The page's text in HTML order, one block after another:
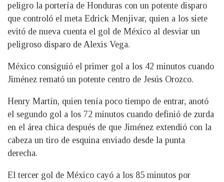
peligro la portería de Honduras con un potente disparo
que controló el meta Edrick Menjivar, quien a los siete
evitó de nueva cuenta el gol de México al desviar un
peligroso disparo de Alexis Vega.
México consiguió el primer gol a los 42 minutos cuando
Jiménez remató un potente centro de Jesús Orozco.
Henry Martín, quien tenía poco tiempo de entrar, anotó
el segundo gol a los 72 minutos cuando definió de zurda
en el área chica después de que Jiménez extendió con la
cabeza un tiro de esquina enviado desde la punta
derecha.
El tercer gol de México cayó a los 85 minutos por